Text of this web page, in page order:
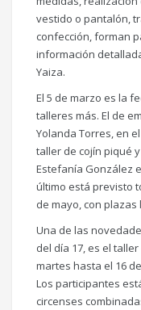
vestido o pantalón,
confección, forman
información
Yaiza.
El 5 de marzo es la
talleres más. El de
Yolanda Torres, en
taller de cojín piqué
Estefanía González
último está previsto
de mayo, con
Una de las
del día 17, es el
martes hasta el 16
Los participantes
circenses